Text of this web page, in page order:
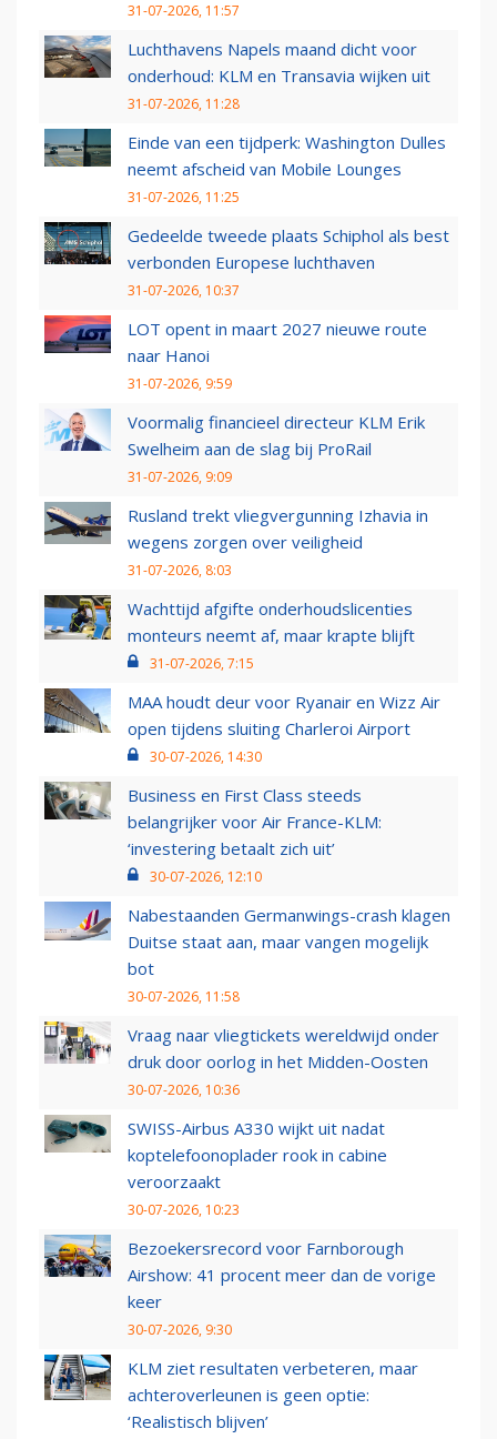
31-07-2026, 11:57
Luchthavens Napels maand dicht voor
onderhoud: KLM en Transavia wijken uit
31-07-2026, 11:28
Einde van een tijdperk: Washington Dulles
neemt afscheid van Mobile Lounges
31-07-2026, 11:25
Gedeelde tweede plaats Schiphol als best
verbonden Europese luchthaven
31-07-2026, 10:37
LOT opent in maart 2027 nieuwe route
naar Hanoi
31-07-2026, 9:59
Voormalig financieel directeur KLM Erik
Swelheim aan de slag bij ProRail
31-07-2026, 9:09
Rusland trekt vliegvergunning Izhavia in
wegens zorgen over veiligheid
31-07-2026, 8:03
Wachttijd afgifte onderhoudslicenties
monteurs neemt af, maar krapte blijft
31-07-2026, 7:15
MAA houdt deur voor Ryanair en Wizz Air
open tijdens sluiting Charleroi Airport
30-07-2026, 14:30
Business en First Class steeds
belangrijker voor Air France-KLM:
‘investering betaalt zich uit’
30-07-2026, 12:10
Nabestaanden Germanwings-crash klagen
Duitse staat aan, maar vangen mogelijk
bot
30-07-2026, 11:58
Vraag naar vliegtickets wereldwijd onder
druk door oorlog in het Midden-Oosten
30-07-2026, 10:36
SWISS-Airbus A330 wijkt uit nadat
koptelefoonoplader rook in cabine
veroorzaakt
30-07-2026, 10:23
Bezoekersrecord voor Farnborough
Airshow: 41 procent meer dan de vorige
keer
30-07-2026, 9:30
KLM ziet resultaten verbeteren, maar
achteroverleunen is geen optie:
‘Realistisch blijven’